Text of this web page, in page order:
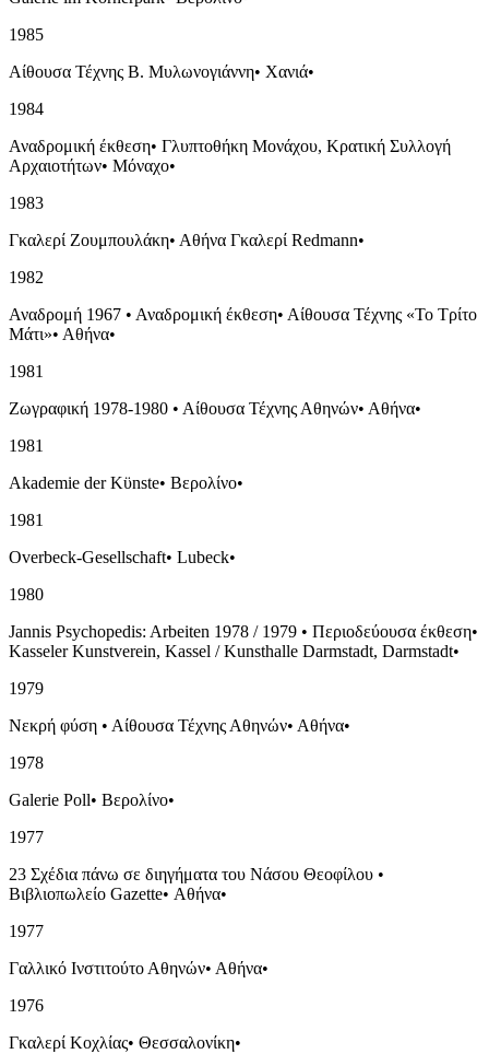
1985
Αίθουσα Τέχνης Β. Μυλωνογιάννη• Χανιά•
1984
Αναδρομική έκθεση• Γλυπτοθήκη Μονάχου, Κρατική Συλλογή
Αρχαιοτήτων• Μόναχο•
1983
Γκαλερί Ζουμπουλάκη• Αθήνα Γκαλερί Redmann•
1982
Αναδρομή 1967 • Αναδρομική έκθεση• Αίθουσα Τέχνης «Το Τρίτο
Μάτι»• Αθήνα•
1981
Ζωγραφική 1978-1980 • Αίθουσα Τέχνης Αθηνών• Αθήνα•
1981
Akademie der Kϋnste• Βερολίνο•
1981
Overbeck-Gesellschaft• Lubeck•
1980
Jannis Psychopedis: Arbeiten 1978 / 1979 • Περιοδεύουσα έκθεση•
Kasseler Kunstverein, Kassel / Kunsthalle Darmstadt, Darmstadt•
1979
Νεκρή φύση • Αίθουσα Τέχνης Αθηνών• Αθήνα•
1978
Galerie Poll• Βερολίνο•
1977
23 Σχέδια πάνω σε διηγήματα του Νάσου Θεοφίλου •
Βιβλιοπωλείο Gazette• Αθήνα•
1977
Γαλλικό Ινστιτούτο Αθηνών• Αθήνα•
1976
Γκαλερί Κοχλίας• Θεσσαλονίκη•